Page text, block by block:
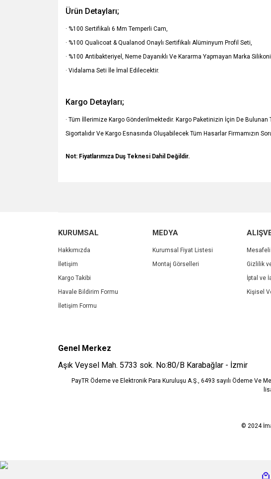
Ürün Detayları;
· %100 Sertifikalı 6 Mm Temperli Cam,
· %100 Qualicoat & Qualanod Onaylı Sertifikalı Alüminyum Profil Seti,
· %100 Antibakteriyel, Neme Dayanıklı Ve Kararma Yapmayan Marka
· Vidalama Seti İle İmal Edilecektir.
Kargo Detayları;
· Tüm İllerimize Kargo Gönderilmektedir. Kargo Paketinizin İçin De Bulunan
Sigortalıdır Ve Kargo Esnasında Oluşabilecek Tüm Hasarlar Firmamızın
Not: Fiyatlarımıza Duş Teknesi Dahil Değildir.
Ürün açıklamasında eksik bilgiler bulunuyor.
Ürün bilgilerinde hatalar bulunuyor.
Ürün fiyatı diğer sitelerden daha pahalı.
Bu ürüne benzer farklı alternatifler olmalı.
KURUMSAL
Hakkımızda
İletişim
Kargo Takibi
Havale Bildirim Formu
İletişim Formu
MEDYA
Kurumsal Fiyat Listesi
Montaj Görselleri
Gizlilik
İptal ve
Kişisel
Genel Merkez
Aşık Veysel Mah. 5733 sok. No:80/B Karabağlar - İzmir
PayTR Ödeme ve Elektronik Para Kuruluşu A.Ş., 6493 sayılı Ödeme Ve
© 2024